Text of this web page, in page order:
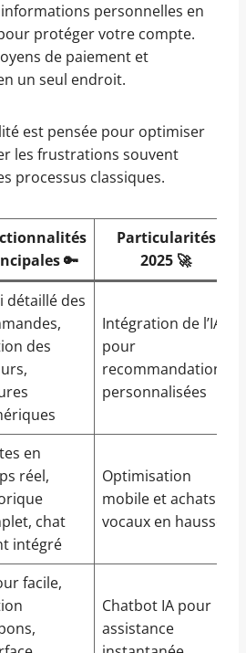
personnelles en
protéger votre compte.
de paiement et
un seul endroit.
est pensée pour optimiser
les frustrations souvent
processus classiques.
🔑
Particularités
2025 🚀
détaillé des
des
Intégration de l’IA
pour
recommandations
personnalisées
en
réel,
chat
intégré
Optimisation
mobile et achats
vocaux en hausse
facile,
Chatbot IA pour
assistance